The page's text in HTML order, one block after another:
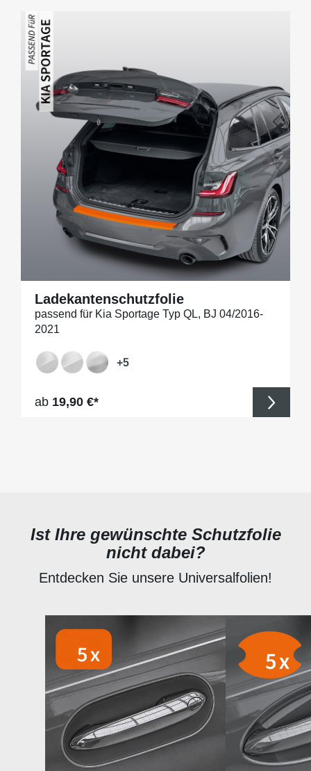
Ladekantenschutzfolie
passend für Kia Sportage Typ QL, BJ 04/2016-
2021
+5
Regulärer Preis:
ab 19,90 €*
Ist Ihre gewünschte Schutzfolie
nicht dabei?
Entdecken Sie unsere Universalfolien!